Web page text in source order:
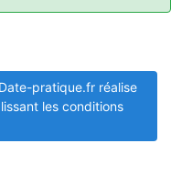
pratique.fr réalise
les conditions